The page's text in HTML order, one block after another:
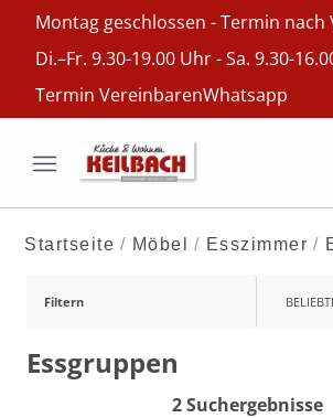
Montag geschlossen - Termin
Di.–Fr. 9.30-19.00 Uhr - Sa. 9.30-
Termin VereinbarenWhatsapp
Startseite Möbel Esszimmer
Filtern
Essgruppen
2 Suchergebnisse